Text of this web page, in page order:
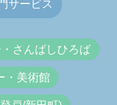
サービス
さんばしひろば
・美術館